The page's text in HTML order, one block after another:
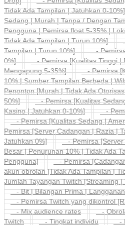
Tidak Ada Tampilan | Jatuhkan 0-10%]
Sedang | Murah | Tanpa / Dengan
Pengguna | Pemirsa float 5-35% |
Tidak Ada Tampilan | Turun 10%]
Tampilan | Turun 10%]
- Pemirsa
0%]
- Pemirsa [Kualitas Tinggi |
Mengapung 5-35%]
- Pemirsa
10% | Sumber Tampilan Berbeda |
Penonton [Murah | Tidak Ada
50%]
- Pemirsa [Kualitas
Kasino | Jatuhkan 0-10%]
-
- Pemirsa [Kualitas Sedang |
Pemirsa [Server Cadangan | Razia |
Jatuhkan 0%]
- Pemirsa [Server
Besar | Penurunan 10% | Tidak Ada
Pengguna]
- Pemirsa
akun obrolan [Tidak Ada Tampilan |
Jumlah Tayangan Twitch [Streaming |
- Bit | Bilangan Prima |
- Pemirsa Twitch yang dikontrol
- Mix audience rates
-
Twitch
- Tingkat individu -